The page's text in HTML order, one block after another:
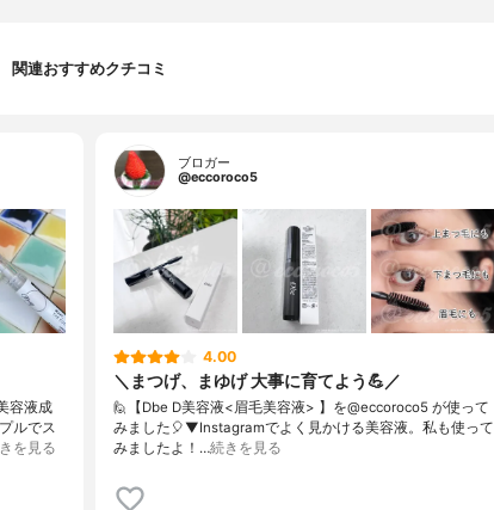
関連おすすめクチコミ
容液成
ルでス
を見る
ブロガー
@eccoroco5
4.00
＼まつげ、まゆげ 大事に育てよう💪／
🙋【Dbe D美容液<眉毛美容液> 】を@eccoroco5 が使って
みました🎈⁡⁡⁡⁡▼⁡⁡Instagramでよく見かける美容液。私も使って
みましたよ！⁡⁡…続きを見る